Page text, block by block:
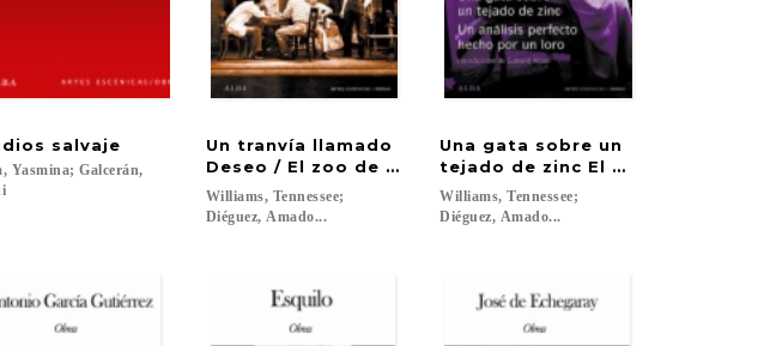
dios salvaje
Yasmina; Galcerán,
Un tranvía llamado
Deseo / El zoo de cristal
Williams, Tennessee;
Diéguez, Amado...
Una gata sobre un
tejado de zinc El análisis
Williams, Tennessee;
Diéguez, Amado...